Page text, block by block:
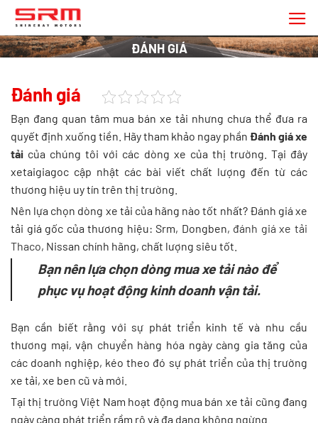
Chuyển
đến
nội
dung
ĐÁNH GIÁ
Đánh giá
Bạn đang quan tâm mua bán xe tải nhưng chưa thể đưa ra
quyết định xuống tiền. Hãy tham khảo ngay phần Đánh giá xe
tải của chúng tôi với các dòng xe của thị trường. Tại đây
xetaigiagoc cập nhật các bài viết chất lượng đến từ các
thương hiệu uy tín trên thị trường.
Nên lựa chọn dòng xe tải của hãng nào tốt nhất? Đánh giá xe
tải giá gốc của thương hiệu: Srm, Dongben, đánh giá xe tải
Thaco, Nissan chính hãng, chất lượng siêu tốt.
Bạn nên lựa chọn dòngmua xe tảinào để
phục vụ hoạt động kinh doanh vận tải.
Bạn cần biết rằng với sự phát triển kinh tế và nhu cầu
thương mại, vận chuyển hàng hóa ngày càng gia tăng của
các doanh nghiệp, kéo theo đó sự phát triển của thị trường
xe tải, xe ben cũ và mới.
Tại thị trường Việt Nam hoạt động mua bán xe tải cũng đang
ngày càng phát triển rầm rộ và đa dạng không ngừng.